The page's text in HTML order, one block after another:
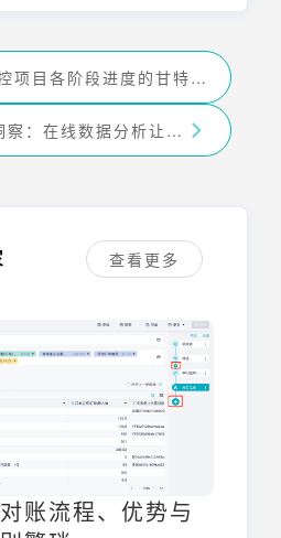
能够监控项目各阶段进度的甘特图怎么做？——九数云BI
从数据到洞察：在线数据分析让您的业务智能升级——九数云BI
查看更多
账流程、优势与